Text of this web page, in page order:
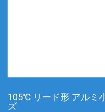
105℃ リード形 アルミ
ズ